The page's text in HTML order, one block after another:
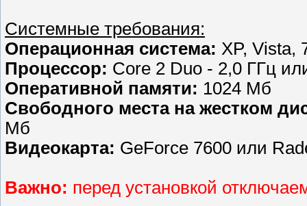
Системные требования:
Операционная система: XP, Vista,
Процессор: Core 2 Duo - 2,0 ГГц
Оперативной памяти: 1024 Мб
Свободного места на жестком
Мб
Видеокарта: GeForce 7600 или
Важно: перед установкой